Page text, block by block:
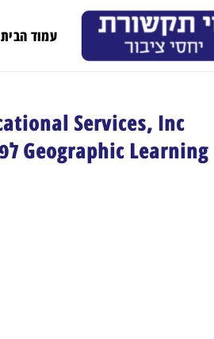
עמוד הבית
Geographic Learning לפיתוח ספרי לימוד שיוצאו לאור בהתאמה אישית